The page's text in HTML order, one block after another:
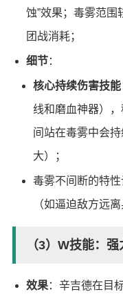
蚀”效果；毒雾范围
团战消耗；
细节：
核心持续伤害技能
线和磨血神器）
间站在毒雾中会
大）；
毒雾不间断的特
（如逼迫敌方远离
（3）W技能：
效果：辛吉德在目